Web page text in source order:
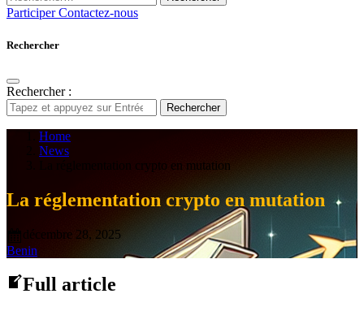
ParticiperContactez-nous
Rechercher
Rechercher :
Rechercher
Home
News
La réglementation crypto en mutation
La réglementation crypto en mutation
décembre 28, 2025
Benin
Full article